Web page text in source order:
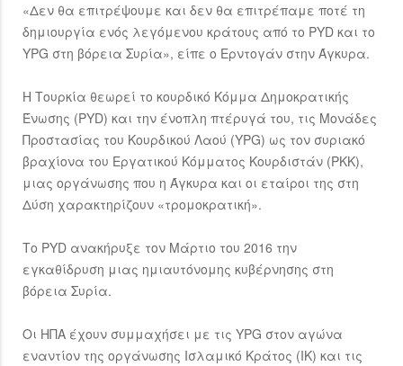
«Δεν θα επιτρέψουμε και δεν θα επιτρέπαμε ποτέ τη
δημιουργία ενός λεγόμενου κράτους από το PYD και το
YPG στη βόρεια Συρία», είπε ο Ερντογάν στην Άγκυρα.
Η Τουρκία θεωρεί το κουρδικό Κόμμα Δημοκρατικής
Ένωσης (PYD) και την ένοπλη πτέρυγά του, τις Μονάδες
Προστασίας του Κουρδικού Λαού (YPG) ως τον συριακό
βραχίονα του Εργατικού Κόμματος Κουρδιστάν (PKK),
μιας οργάνωσης που η Άγκυρα και οι εταίροι της στη
Δύση χαρακτηρίζουν «τρομοκρατική».
Το PYD ανακήρυξε τον Μάρτιο του 2016 την
εγκαθίδρυση μιας ημιαυτόνομης κυβέρνησης στη
βόρεια Συρία.
Οι ΗΠΑ έχουν συμμαχήσει με τις YPG στον αγώνα
εναντίον της οργάνωσης Ισλαμικό Κράτος (ΙΚ) και τις